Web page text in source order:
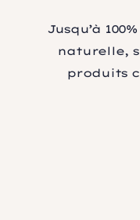
Jusqu’à
naturelle,
produits